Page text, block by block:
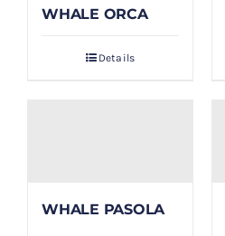
WHALE ORCA
Details
WHALE PASOLA